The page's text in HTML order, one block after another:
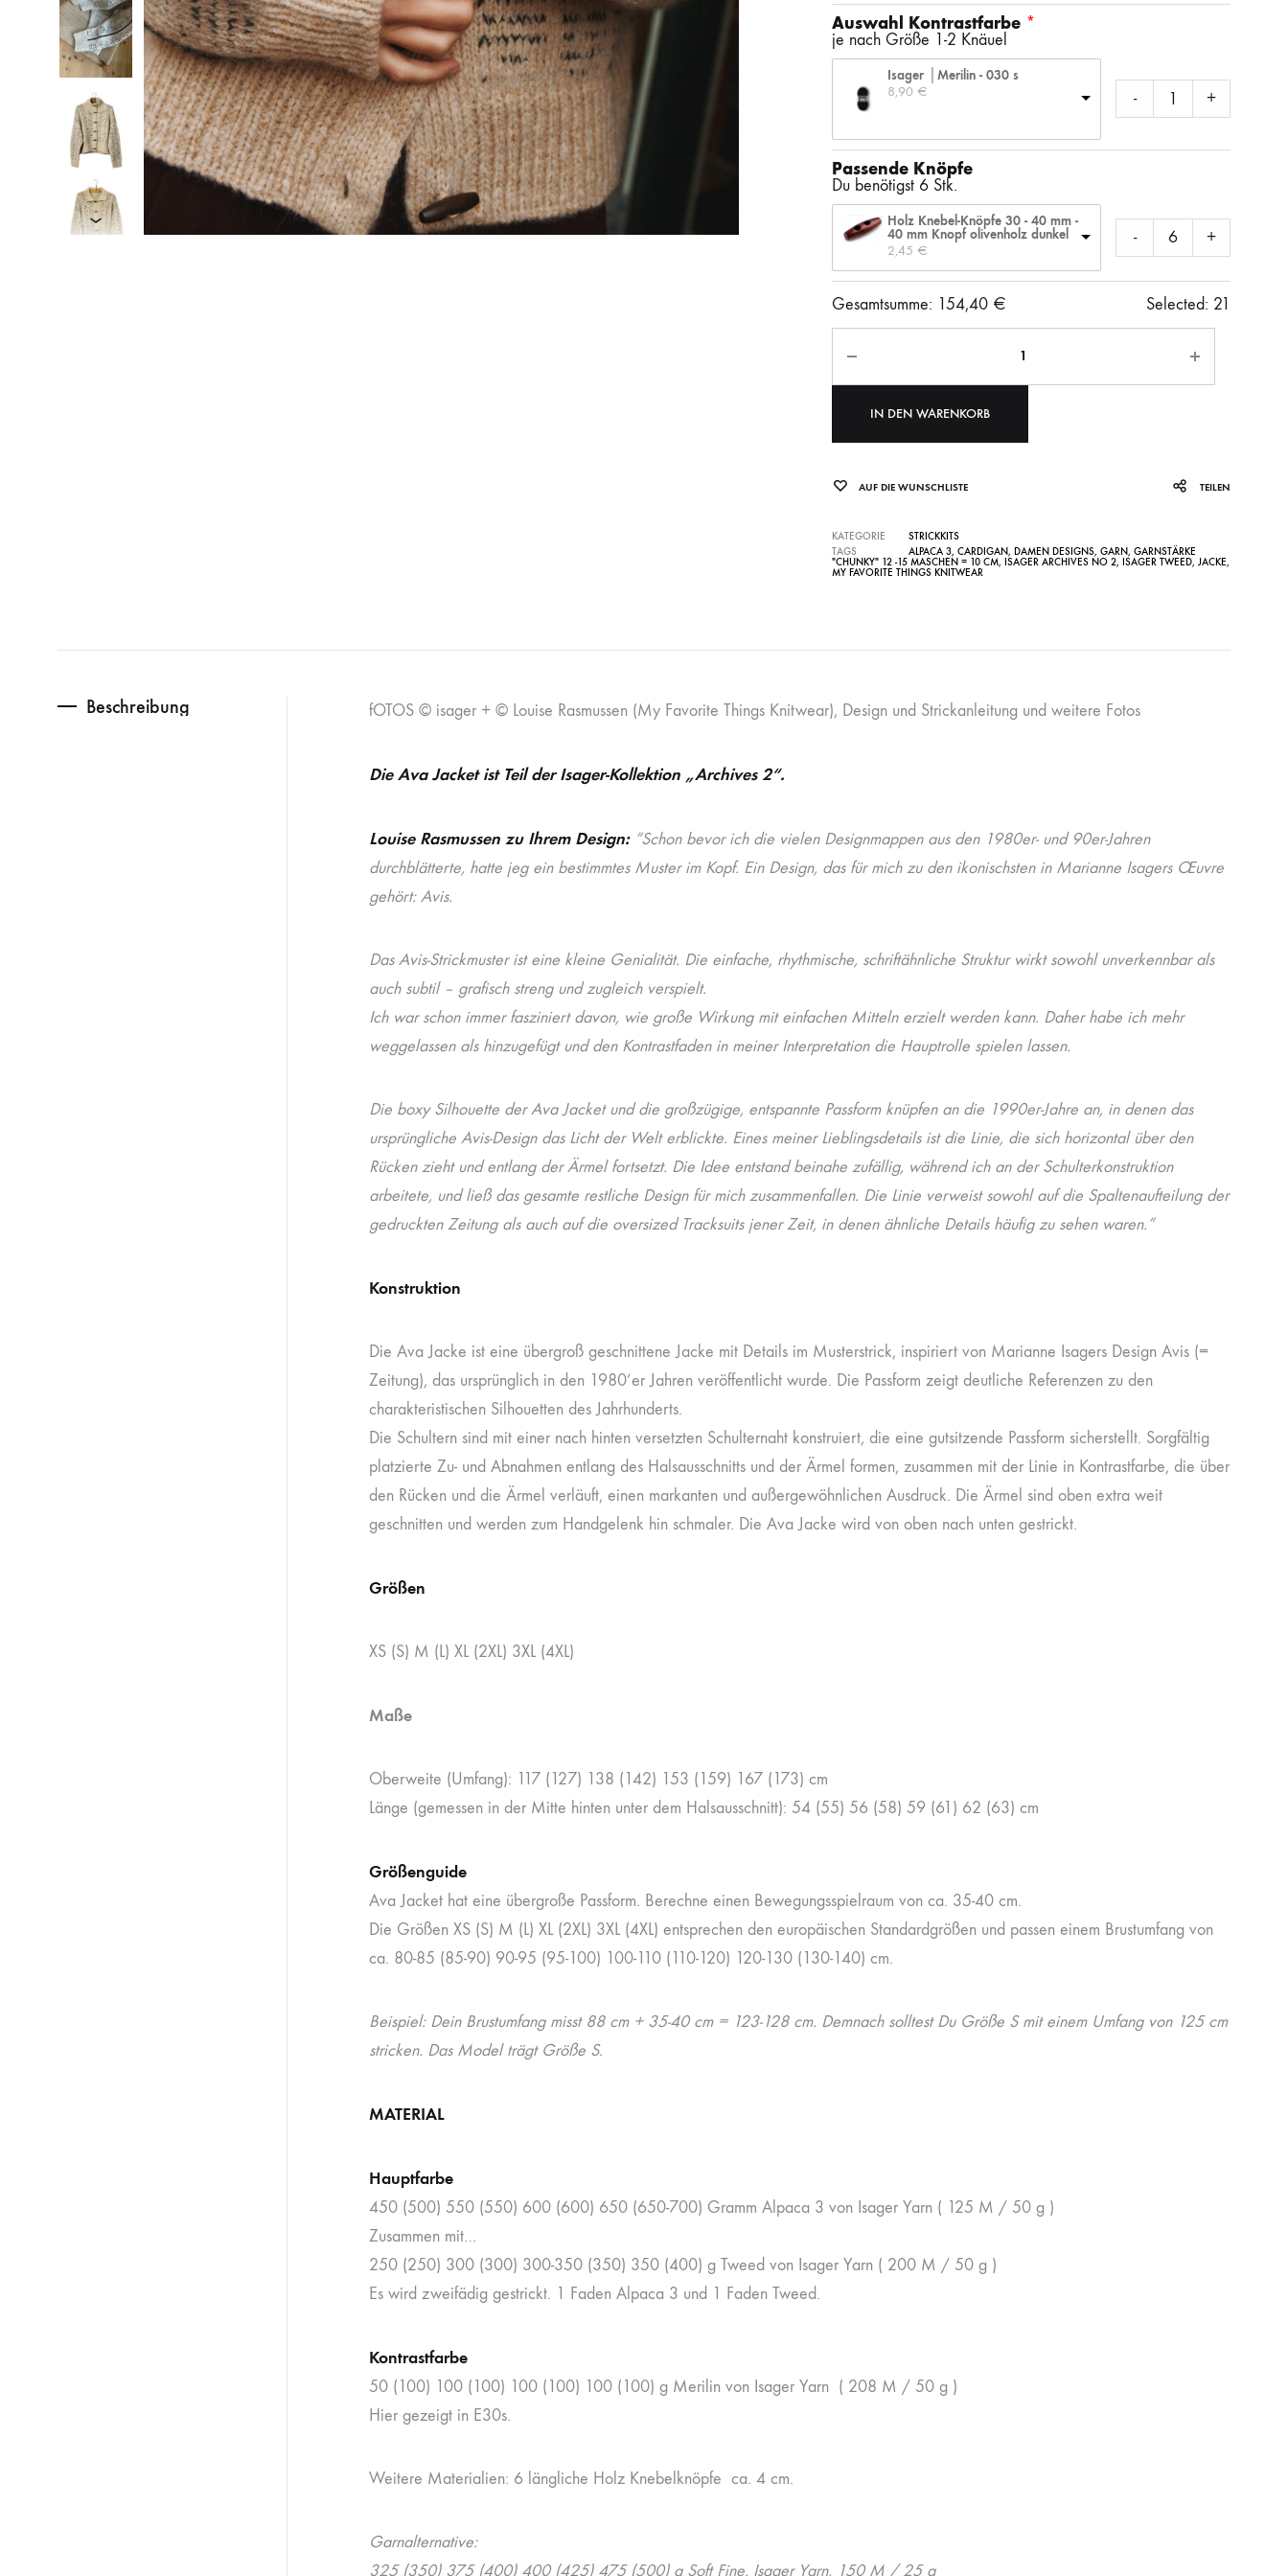
Auswahl Kontrastfarbe
je nach Größe 1-2 Knäuel
Isager │Merilin - 030 s
8,90 € - +
Passende Knöpfe
Du benötigst 6 Stk.
Holz Knebel-Knöpfe 30 - 40 mm -
40 mm Knopf olivenholz dunkel
2,45 €
- +
Gesamtsumme: 154,40 € Selected: 21
Anzahl
IN DEN WARENKORB
AUF DIE WUNSCHLISTE TEILEN
KATEGORIE
STRICKKITS
TAGS
ALPACA 3, CARDIGAN, DAMEN DESIGNS, GARN, GARNSTÄRKE
"CHUNKY" 12 -15 MASCHEN = 10 CM, ISAGER ARCHIVES NO 2, ISAGER TWEED, JACKE,
MY FAVORITE THINGS KNITWEAR
Beschreibung fOTOS © isager + © Louise Rasmussen (My Favorite Things Knitwear), Design und Strickanleitung und weitere Fotos
Die Ava Jacket ist Teil der Isager-Kollektion „Archives 2“.
Louise Rasmussen zu Ihrem Design: “Schon bevor ich die vielen Designmappen aus den 1980er- und 90er-Jahren
durchblätterte, hatte jeg ein bestimmtes Muster im Kopf. Ein Design, das für mich zu den ikonischsten in Marianne Isagers Œuvre
gehört: Avis.
Das Avis-Strickmuster ist eine kleine Genialität. Die einfache, rhythmische, schriftähnliche Struktur wirkt sowohl unverkennbar als
auch subtil – grafisch streng und zugleich verspielt.
Ich war schon immer fasziniert davon, wie große Wirkung mit einfachen Mitteln erzielt werden kann. Daher habe ich mehr
weggelassen als hinzugefügt und den Kontrastfaden in meiner Interpretation die Hauptrolle spielen lassen.
Die boxy Silhouette der Ava Jacket und die großzügige, entspannte Passform knüpfen an die 1990er-Jahre an, in denen das
ursprüngliche Avis-Design das Licht der Welt erblickte. Eines meiner Lieblingsdetails ist die Linie, die sich horizontal über den
Rücken zieht und entlang der Ärmel fortsetzt. Die Idee entstand beinahe zufällig, während ich an der Schulterkonstruktion
arbeitete, und ließ das gesamte restliche Design für mich zusammenfallen. Die Linie verweist sowohl auf die Spaltenaufteilung der
gedruckten Zeitung als auch auf die oversized Tracksuits jener Zeit, in denen ähnliche Details häufig zu sehen waren.”
Konstruktion
Die Ava Jacke ist eine übergroß geschnittene Jacke mit Details im Musterstrick, inspiriert von Marianne Isagers Design Avis (=
Zeitung), das ursprünglich in den 1980’er Jahren veröffentlicht wurde. Die Passform zeigt deutliche Referenzen zu den
charakteristischen Silhouetten des Jahrhunderts.
Die Schultern sind mit einer nach hinten versetzten Schulternaht konstruiert, die eine gutsitzende Passform sicherstellt. Sorgfältig
platzierte Zu- und Abnahmen entlang des Halsausschnitts und der Ärmel formen, zusammen mit der Linie in Kontrastfarbe, die über
den Rücken und die Ärmel verläuft, einen markanten und außergewöhnlichen Ausdruck. Die Ärmel sind oben extra weit
geschnitten und werden zum Handgelenk hin schmaler. Die Ava Jacke wird von oben nach unten gestrickt.
Größen
XS (S) M (L) XL (2XL) 3XL (4XL)
Maße
Oberweite (Umfang): 117 (127) 138 (142) 153 (159) 167 (173) cm
Länge (gemessen in der Mitte hinten unter dem Halsausschnitt): 54 (55) 56 (58) 59 (61) 62 (63) cm
Größenguide
Ava Jacket hat eine übergroße Passform. Berechne einen Bewegungsspielraum von ca. 35-40 cm.
Die Größen XS (S) M (L) XL (2XL) 3XL (4XL) entsprechen den europäischen Standardgrößen und passen einem Brustumfang von
ca. 80-85 (85-90) 90-95 (95-100) 100-110 (110-120) 120-130 (130-140) cm.
Beispiel: Dein Brustumfang misst 88 cm + 35-40 cm = 123-128 cm. Demnach solltest Du Größe S mit einem Umfang von 125 cm
stricken. Das Model trägt Größe S.
MATERIAL
Hauptfarbe
450 (500) 550 (550) 600 (600) 650 (650-700) Gramm Alpaca 3 von Isager Yarn ( 125 M / 50 g )
Zusammen mit…
250 (250) 300 (300) 300-350 (350) 350 (400) g Tweed von Isager Yarn ( 200 M / 50 g )
Es wird zweifädig gestrickt. 1 Faden Alpaca 3 und 1 Faden Tweed.
Kontrastfarbe
50 (100) 100 (100) 100 (100) 100 (100) g Merilin von Isager Yarn ( 208 M / 50 g )
Hier gezeigt in E30s.
Weitere Materialien: 6 längliche Holz Knebelknöpfe ca. 4 cm.
Garnalternative:
325 (350) 375 (400) 400 (425) 475 (500) g Soft Fine, Isager Yarn, 150 M / 25 g